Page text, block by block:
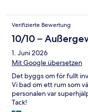
Verifizierte Bewertung
10/10 –
1. Juni 2026
Mit Google übersetzen
Det byggs om för fullt
Vi bad om ett rum som
personalen var
Tack!